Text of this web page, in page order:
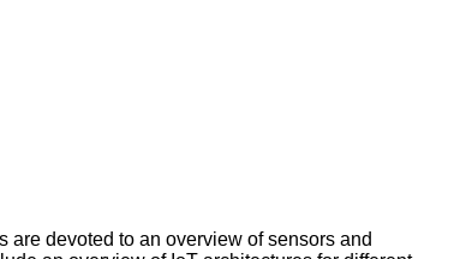
devoted to an overview of sensors and